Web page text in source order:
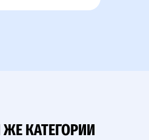
КАТЕГОРИИ